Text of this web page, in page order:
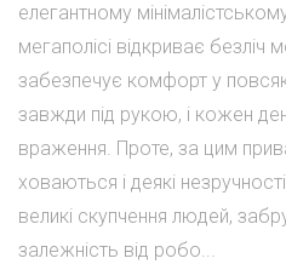
елегантному
мегаполісі відкриває безліч
забезпечує комфорт у
завжди під рукою, і кожен
враження. Проте, за цим
ховаються і деякі
великі скупчення людей,
залежність від робо...